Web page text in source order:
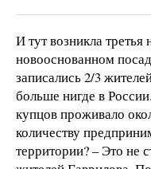
И тут возникла
новооснованном
записались 2/3
больше нигде в
купцов проживало
количеству
территории? – Это не